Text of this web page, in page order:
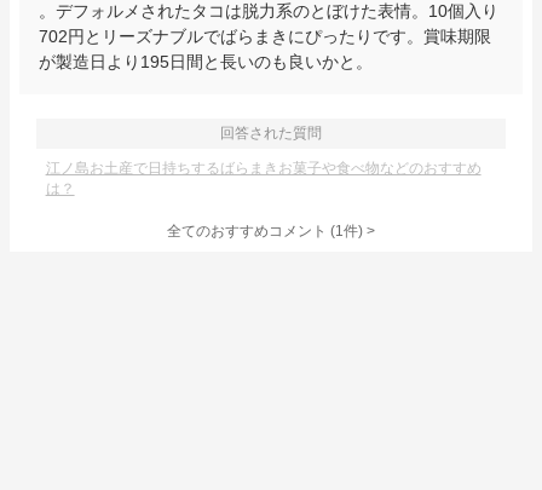
。デフォルメされたタコは脱力系のとぼけた表情。10個入り
702円とリーズナブルでばらまきにぴったりです。賞味期限
が製造日より195日間と長いのも良いかと。
回答された質問
江ノ島お土産で日持ちするばらまきお菓子や食べ物などのおすすめ
は？
全てのおすすめコメント (1件) >